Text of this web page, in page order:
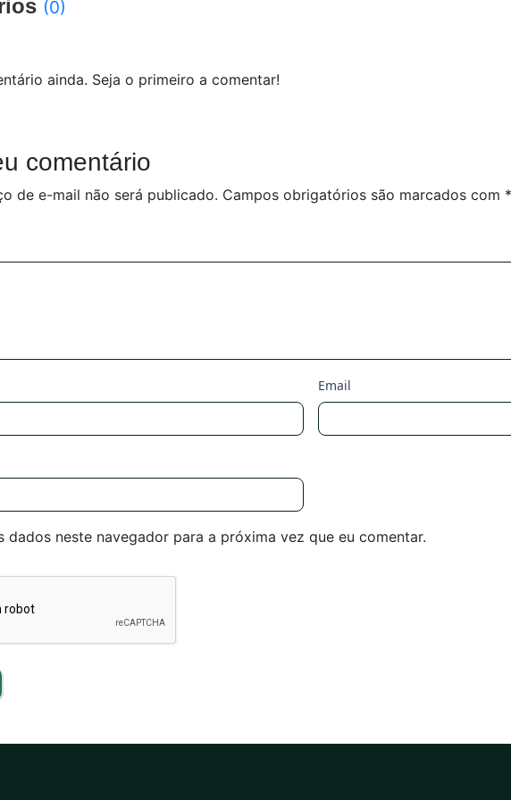
(0)
ainda. Seja o primeiro a comentar!
comentário
de e-mail não será publicado. Campos obrigatórios são marcados com *
Email
dados neste navegador para a próxima vez que eu comentar.